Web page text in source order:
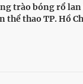
trào bóng rổ
thể thao TP. Hồ